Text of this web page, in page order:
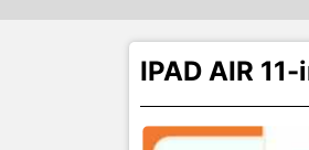
IPAD AIR